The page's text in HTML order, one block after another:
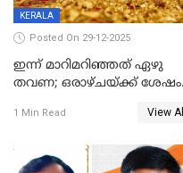
KERALA
Posted On 29-12-2025
ഇന്ന് മാറിമറിഞ്ഞത് ഏഴു
തവണ; ഒരാഴ്ചയ്ക്ക് ശേഷം
1 Min Read View All